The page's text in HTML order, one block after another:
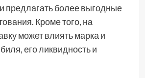
предлагать более выгодные
Кроме того, на
может влиять марка и
его ликвидность и